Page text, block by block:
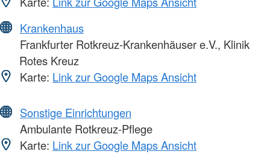
Krankenhaus
Frankfurter Rotkreuz-Krankenhäuser e.V., Klinik
Rotes Kreuz
Karte: Link zur Google Maps Ansicht
Sonstige Einrichtungen
Ambulante Rotkreuz-Pflege
Karte: Link zur Google Maps Ansicht